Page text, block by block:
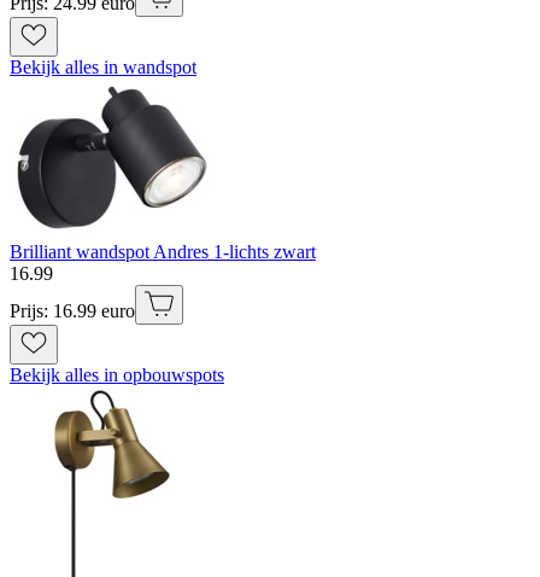
Bekijk alles in wandspot
Brilliant wandspot Andres 1-lichts zwart
16.99
Prijs: 16.99 euro
Bekijk alles in opbouwspots